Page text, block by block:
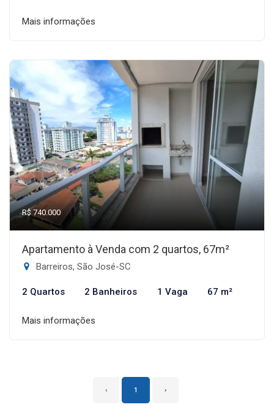
Mais informações
R$ 740.000
Apartamento à Venda com 2 quartos, 67m²
Barreiros, São José-SC
2 Quartos 2 Banheiros 1 Vaga 67 m²
Mais informações
‹ 1 ›